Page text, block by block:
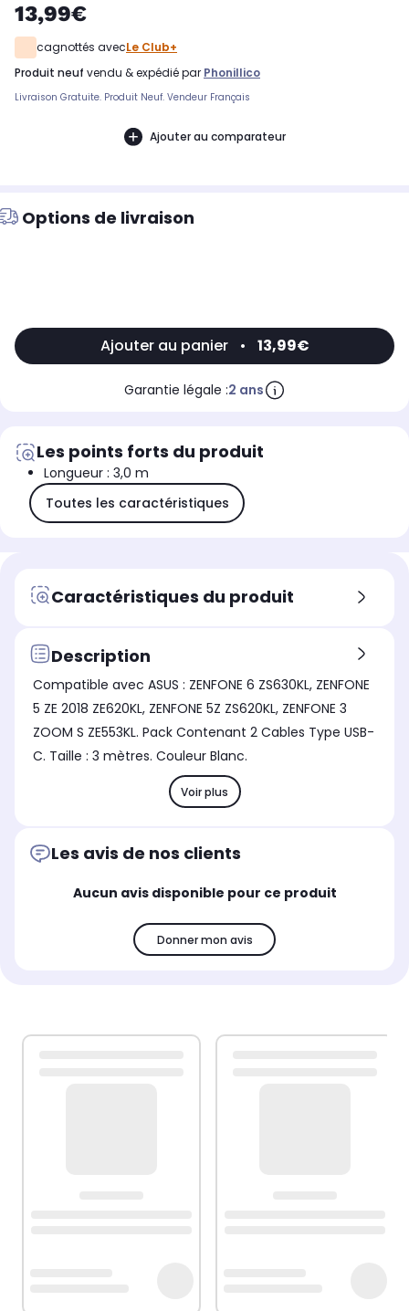
13,99€
cagnottés avecLe Club+
produit neuf vendu & expédié par Phonillico
Livraison Gratuite. Produit Neuf. Vendeur Français
Ajouter au comparateur
Options de livraison
Ajouter au panier • 13,99€
Garantie légale :2 ans
Les points forts du produit
Longueur : 3,0 m
Toutes les caractéristiques
Caractéristiques du produit
Description
Compatible avec ASUS : ZENFONE 6 ZS630KL, ZENFONE
5 ZE 2018 ZE620KL, ZENFONE 5Z ZS620KL, ZENFONE 3
ZOOM S ZE553KL. Pack Contenant 2 Cables Type USB-
C. Taille : 3 mètres. Couleur Blanc.
Voir plus
Les avis de nos clients
Aucun avis disponible pour ce produit
Donner mon avis